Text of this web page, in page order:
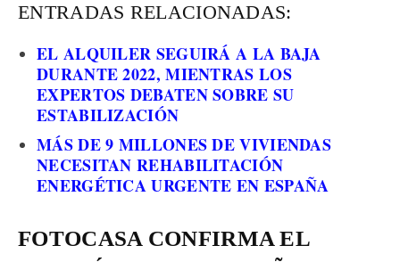
ENTRADAS RELACIONADAS:
EL ALQUILER SEGUIRÁ A LA BAJA
DURANTE 2022, MIENTRAS LOS
EXPERTOS DEBATEN SOBRE SU
ESTABILIZACIÓN
MÁS DE 9 MILLONES DE VIVIENDAS
NECESITAN REHABILITACIÓN
ENERGÉTICA URGENTE EN ESPAÑA
FOTOCASA CONFIRMA EL